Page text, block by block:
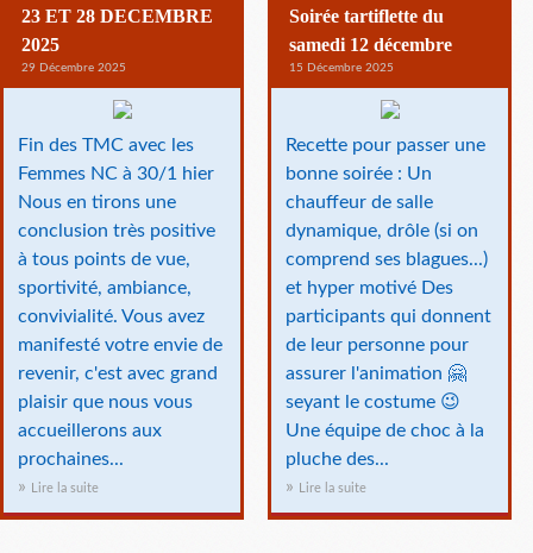
23 ET 28 DECEMBRE
2025
29 Décembre 2025
Fin des TMC avec les
Femmes NC à 30/1 hier
Nous en tirons une
conclusion très positive
à tous points de vue,
sportivité, ambiance,
convivialité. Vous avez
manifesté votre envie de
revenir, c'est avec grand
plaisir que nous vous
accueillerons aux
prochaines...
Lire la suite
Soirée tartiflette du
samedi 12 décembre
15 Décembre 2025
Recette pour passer une
bonne soirée : Un
chauffeur de salle
dynamique, drôle (si on
comprend ses blagues...)
et hyper motivé Des
participants qui donnent
de leur personne pour
assurer l'animation 🤗
seyant le costume 😉
Une équipe de choc à la
pluche des...
Lire la suite